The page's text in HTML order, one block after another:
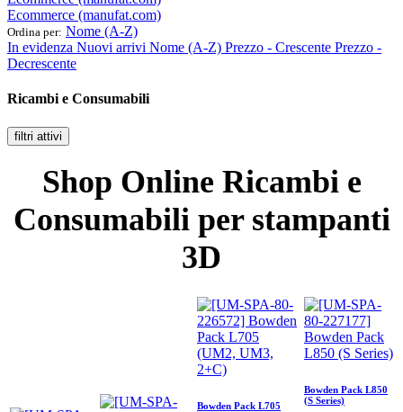
Ecommerce (manufat.com)
Ordina per: Nome (A-Z)
In evidenza Nuovi arrivi Nome (A-Z) Prezzo - Crescente Prezzo -
Decrescente
Ricambi e Consumabili
filtri attivi
Shop Online Ricambi e
Consumabili per stampanti
3D
Bowden Pack L705
Bowden Pack L850
(S Series)